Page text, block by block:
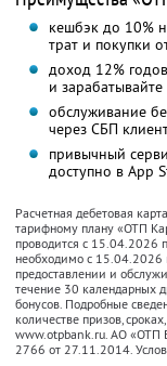
кешбэк до 10%
трат и покупки
доход 12%
и
обслуживание
через СБП
привычный
доступно в App
Расчетная дебетовая
тарифному плану «ОТП
проводится с 15.04.2026
необходимо с 15.04.2026
предоставлении и
течение 30 календарных
бонусов. Подробные
количестве призов,
www.otpbank.ru. АО
2766 от 27.11.2014.